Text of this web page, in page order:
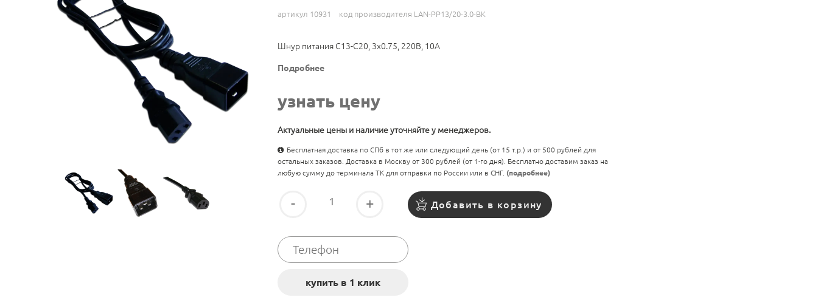
артикул 10931 код производителя LAN-PP13/20-3.0-BK
Шнур питания С13-C20, 3х0.75, 220В, 10А
Подробнее
узнать цену
Актуальные цены и наличие уточняйте у менеджеров.
Бесплатная доставка по СПб в тот же или следующий день (от 15 т.р.) и от 500 рублей для
остальных заказов. Доставка в Москву от 300 рублей (от 1-го дня). Бесплатно доставим заказ на
любую сумму до терминала ТК для отправки по России или в СНГ. (подробнее)
- + Добавить в корзину